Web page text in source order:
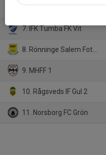
7. IFK Tumba FK Vit
8. Rönninge Salem Fotboll Svart
9. MHFF 1
10. Rågsveds IF Gul 2
11. Norsborg FC Grön